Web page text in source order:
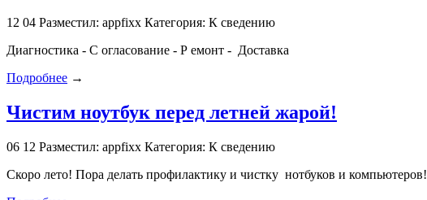
12 04 Разместил: appfixx Категория: К сведению
Диагностика - С огласование - Р емонт - Доставка
Подробнее →
Чистим ноутбук перед летней жарой!
06 12 Разместил: appfixx Категория: К сведению
Скоро лето! Пора делать профилактику и чистку нотбуков и компьютеров!